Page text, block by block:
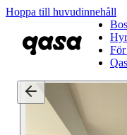
Hoppa till huvudinnehåll